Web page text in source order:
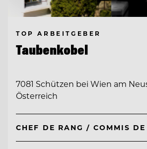
TOP ARBEITGEBER
Taubenkobel
7081 Schützen bei Wien am
Österreich
CHEF DE RANG / COMMIS DE